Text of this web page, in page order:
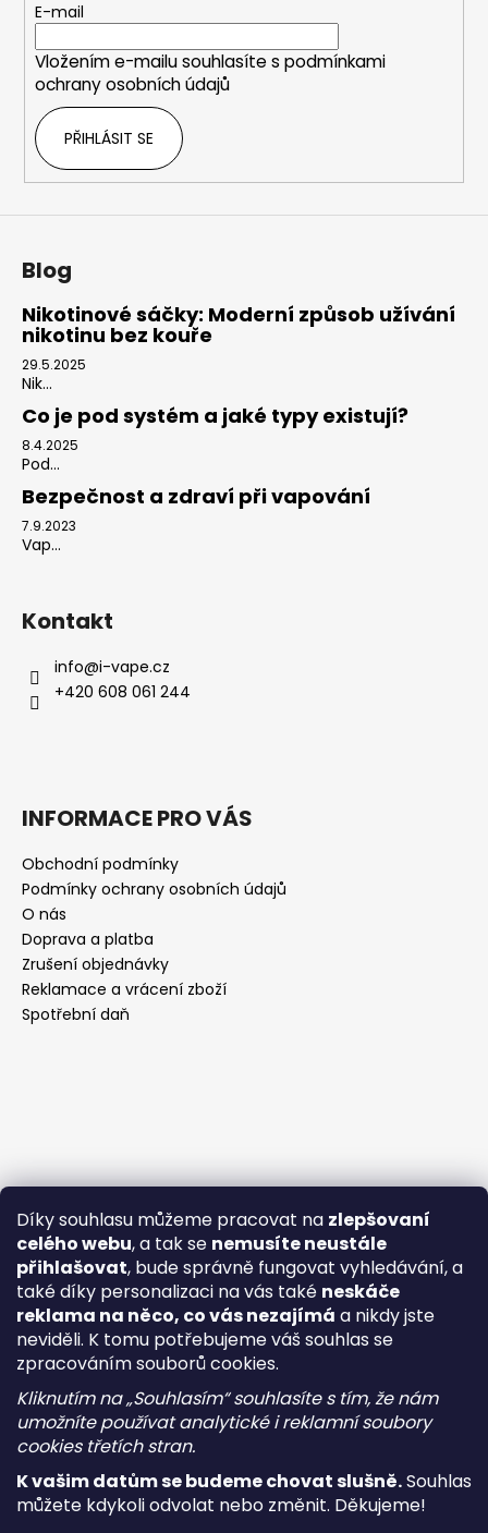
Díky souhlasu můžeme pracovat na zlepšovaní
celého webu, a tak se nemusíte neustále
přihlašovat, bude správně fungovat vyhledávání, a
také díky personalizaci na vás také neskáče
reklama na něco, co vás nezajímá a nikdy jste
neviděli. K tomu potřebujeme váš souhlas se
zpracováním souborů cookies.
Kliknutím na „Souhlasím“ souhlasíte s tím, že nám
umožníte používat analytické i reklamní soubory
cookies třetích stran.
K vašim datům se budeme chovat slušně.Souhlas
můžete kdykoli odvolat nebo změnit. Děkujeme!
E-mail
Vložením e-mailu souhlasíte s podmínkami
ochrany osobních údajů
PŘIHLÁSIT SE
Blog
Nikotinové sáčky: Moderní způsob užívání
nikotinu bez kouře
29.5.2025
Nik...
Co je pod systém a jaké typy existují?
8.4.2025
Pod...
Bezpečnost a zdraví při vapování
7.9.2023
Vap...
Kontakt
info@i-vape.cz
+420 608 061 244
INFORMACE PRO VÁS
Obchodní podmínky
Podmínky ochrany osobních údajů
O nás
Doprava a platba
Zrušení objednávky
Reklamace a vrácení zboží
Spotřební daň